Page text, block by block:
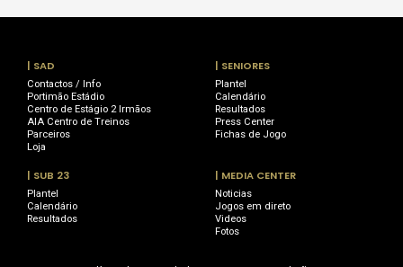
| SAD
Contactos / Info
Portimão Estádio
Centro de Estágio 2 Irmãos
AIA Centro de Treinos
Parceiros
Loja
| SENIORES
Plantel
Calendário
Resultados
Press Center
Fichas de Jogo
| SUB 23
Plantel
Calendário
Resultados
| MEDIA CENTER
Noticias
Jogos em direto
Videos
Fotos